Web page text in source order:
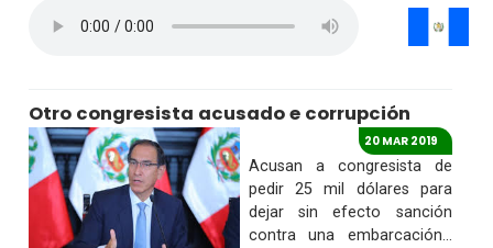
Otro congresista acusado e corrupción
20 MAR 2019
Acusan a congresista de
pedir 25 mil dólares para
dejar sin efecto sanción
contra una embarcación...